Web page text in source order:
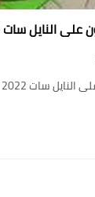
النايل سات 2022